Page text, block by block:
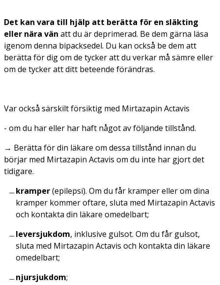
Det kan vara till hjälp att berätta för en släkting
eller nära vän att du är deprimerad. Be dem gärna läsa
igenom denna bipacksedel. Du kan också be dem att
berätta för dig om de tycker att du verkar må sämre eller
om de tycker att ditt beteende förändras.
Var också särskilt försiktig med Mirtazapin Actavis
- om du har eller har haft något av följande tillstånd.
→ Berätta för din läkare om dessa tillstånd innan du
börjar med Mirtazapin Actavis om du inte har gjort det
tidigare.
kramper(epilepsi). Om du får kramper eller om dina
kramper kommer oftare, sluta med Mirtazapin Actavis
och kontakta din läkare omedelbart;
leversjukdom, inklusive gulsot. Om du får gulsot,
sluta med Mirtazapin Actavis och kontakta din läkare
omedelbart;
njursjukdom;